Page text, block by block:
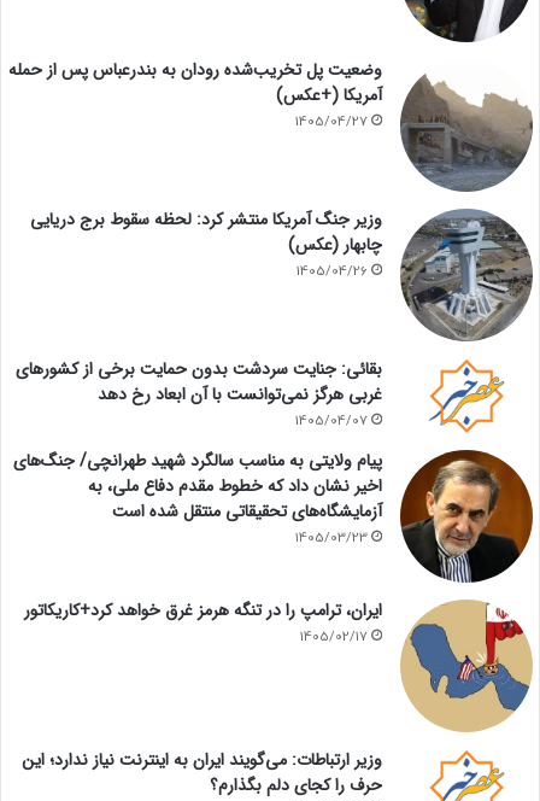
وضعیت پل تخریب‌شده رودان به بندرعباس پس از حمله
آمریکا (+عکس)
1405/04/27
وزیر جنگ آمریکا منتشر کرد: لحظه سقوط برج دریایی
چابهار (عکس)
1405/04/26
بقائی: جنایت سردشت بدون حمایت برخی از کشورهای
غربی هرگز نمی‌توانست با آن ابعاد رخ دهد
1405/04/07
پیام ولایتی به مناسب سالگرد شهید طهرانچی/ جنگ‌های
اخیر نشان داد که خطوط مقدم دفاع ملی، به
آزمایشگاه‌های تحقیقاتی منتقل شده است
1405/03/23
ایران، ترامپ را در تنگه هرمز غرق خواهد کرد+کاریکاتور
1405/02/17
وزیر ارتباطات: می‌گویند ایران به اینترنت نیاز ندارد؛ این
حرف را کجای دلم بگذارم؟